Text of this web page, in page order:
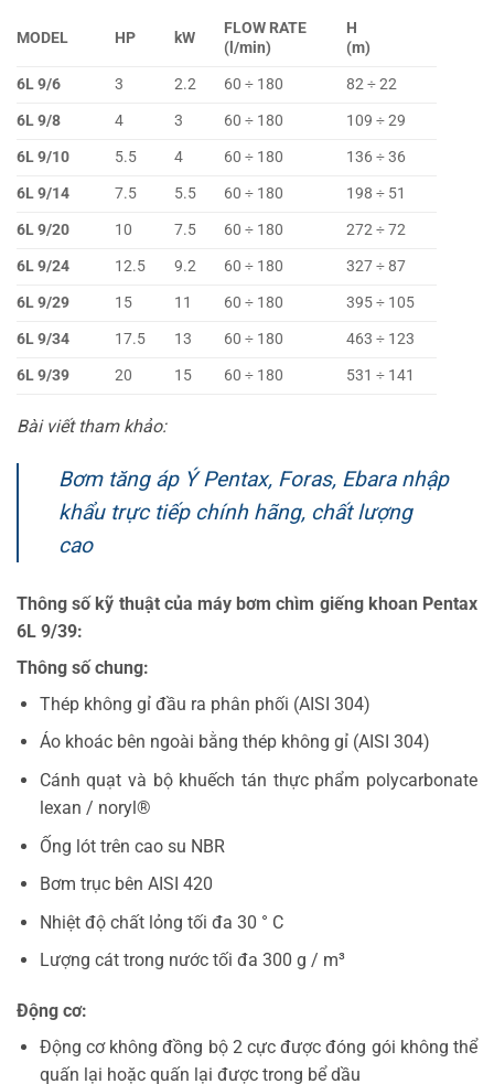
MODEL HP kW
FLOW RATE
(l/min)
H
(m)
6L 9/6
3 2.2 60 ÷ 180
82 ÷ 22
6L 9/8
4 3 60 ÷ 180
109 ÷ 29
6L 9/10
5.5 4 60 ÷ 180
136 ÷ 36
6L 9/14
7.5 5.5 60 ÷ 180
198 ÷ 51
6L 9/20
10 7.5 60 ÷ 180
272 ÷ 72
6L 9/24
12.5 9.2 60 ÷ 180
327 ÷ 87
6L 9/29
15 11 60 ÷ 180
395 ÷ 105
6L 9/34
17.5 13 60 ÷ 180
463 ÷ 123
6L 9/39
20 15 60 ÷ 180 531 ÷ 141
Bài viết tham khảo:
Bơm tăng áp Ý Pentax, Foras, Ebara nhập
khẩu trực tiếp chính hãng, chất lượng
cao
Thông số kỹ thuật của máy bơm chìm giếng khoan Pentax
6L 9/39:
Thông số chung:
Thép không gỉ đầu ra phân phối (AISI 304)
Áo khoác bên ngoài bằng thép không gỉ (AISI 304)
Cánh quạt và bộ khuếch tán thực phẩm polycarbonate
lexan / noryl®
Ống lót trên cao su NBR
Bơm trục bên AISI 420
Nhiệt độ chất lỏng tối đa 30 ° C
Lượng cát trong nước tối đa 300 g / m³
Động cơ:
Động cơ không đồng bộ 2 cực được đóng gói không thể
quấn lại hoặc quấn lại được trong bể dầu